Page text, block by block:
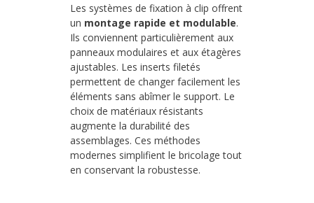
Les systèmes de fixation à clip offrent
un montage rapide et modulable.
Ils conviennent particulièrement aux
panneaux modulaires et aux étagères
ajustables. Les inserts filetés
permettent de changer facilement les
éléments sans abîmer le support. Le
choix de matériaux résistants
augmente la durabilité des
assemblages. Ces méthodes
modernes simplifient le bricolage tout
en conservant la robustesse.